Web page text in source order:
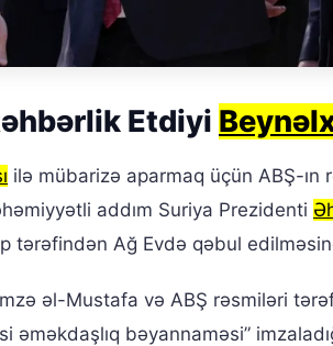
Etdiyi
ilə mübarizə aparmaq üçün ABŞ-
addım Suriya Prezidenti
tərəfindən Ağ Evdə qəbul
əl-Mustafa və ABŞ rəsmiləri
əməkdaşlıq bəyannaməsi”